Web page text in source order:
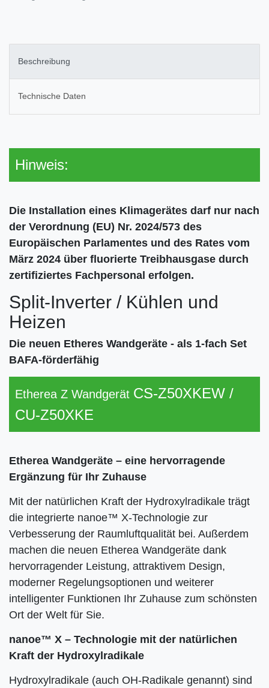
Beschreibung
Technische Daten
Hinweis:
Die Installation eines Klimagerätes darf nur nach
der Verordnung (EU) Nr. 2024/573 des
Europäischen Parlamentes und des Rates vom
März 2024 über fluorierte Treibhausgase durch
zertifiziertes Fachpersonal erfolgen.
Split-Inverter / Kühlen und
Heizen
Die neuen Etheres Wandgeräte - als 1-fach Set
BAFA-förderfähig
Etherea Z Wandgerät CS-Z50XKEW /
CU-Z50XKE
Etherea Wandgeräte – eine hervorragende
Ergänzung für Ihr Zuhause
Mit der natürlichen Kraft der Hydroxylradikale trägt
die integrierte nanoe™ X-Technologie zur
Verbesserung der Raumluftqualität bei. Außerdem
machen die neuen Etherea Wandgeräte dank
hervorragender Leistung, attraktivem Design,
moderner Regelungsoptionen und weiterer
intelligenter Funktionen Ihr Zuhause zum schönsten
Ort der Welt für Sie.
nanoe™ X – Technologie mit der natürlichen
Kraft der Hydroxylradikale
Hydroxylradikale (auch OH-Radikale genannt) sind